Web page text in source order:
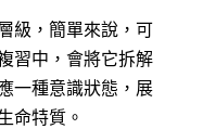
級，簡單來說，可
習中，會將它拆解
一種意識狀態，展
命特質。